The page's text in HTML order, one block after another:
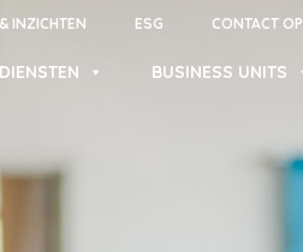
INZICHTEN ESG CONTACT
BUSINESS UNITS